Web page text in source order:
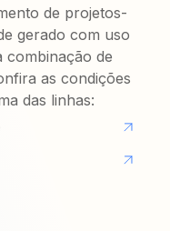
de projetos-
gerado com uso
combinação de
as condições
das linhas: